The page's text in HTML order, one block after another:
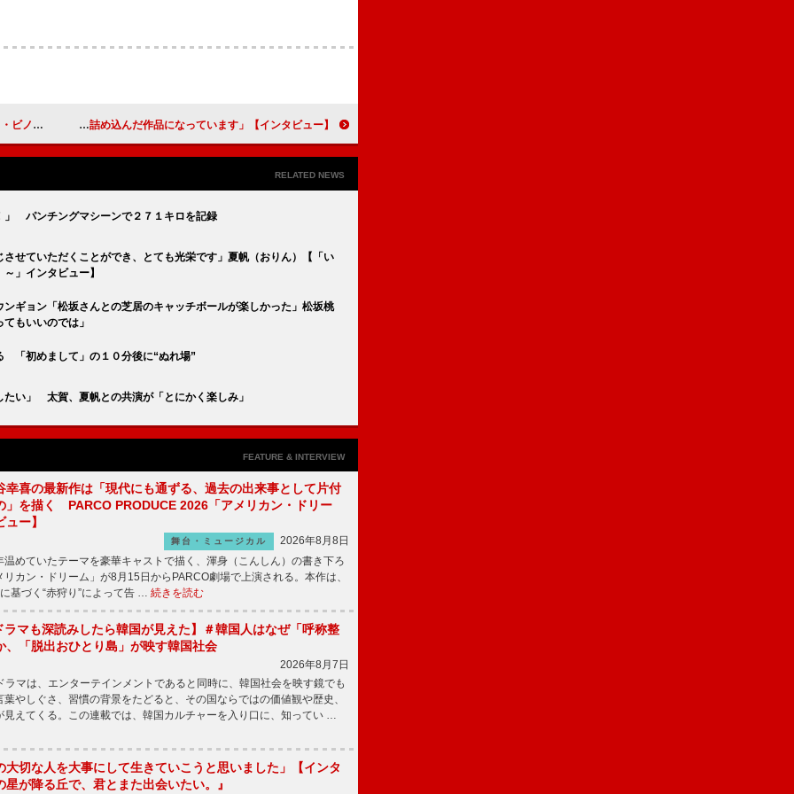
見ました」 【インタビュー】映画『超・少年探偵団NEO-Beginning』高杉真宙「僕が小さい頃に感じたワクワク感を、詰め込んだ作品になっています」
RELATED NEWS
」 パンチングマシーンで２７１キロを記録
せていただくことができ、とても光栄です」夏帆（おりん）【「い
」インタビュー】
ギョン「松坂さんとの芝居のキャッチボールが楽しかった」松坂桃
もいいのでは」
「初めまして」の１０分後に“ぬれ場”
い」 太賀、夏帆との共演が「とにかく楽しみ」
FEATURE & INTERVIEW
幸喜の最新作は「現代にも通ずる、過去の出来事として片付
」を描く PARCO PRODUCE 2026「アメリカン・ドリー
ー】
舞台・ミュージカル
2026年8月8日
めていたテーマを豪華キャストで描く、渾身（こんしん）の書き下ろ
カン・ドリーム」が8月15日からPARCO劇場で上演される。本作は、
基づく“赤狩り”によって告 … 続きを読む
マも深読みしたら韓国が見えた】＃韓国人はなぜ「呼称整
、「脱出おひとり島」が映す韓国社会
2026年8月7日
マは、エンターテインメントであると同時に、韓国社会を映す鏡でも
やしぐさ、習慣の背景をたどると、その国ならではの価値観や歴史、
見えてくる。この連載では、韓国カルチャーを入り口に、知ってい …
大切な人を大事にして生きていこうと思いました」【インタ
星が降る丘で、君とまた出会いたい。』